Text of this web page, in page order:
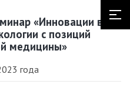
«Инновации в
с позиций
медицины»
года